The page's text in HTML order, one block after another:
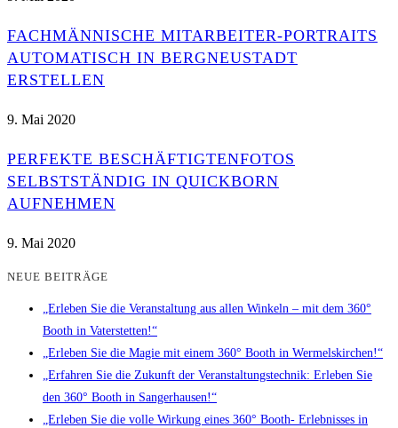
FACHMÄNNISCHE MITARBEITER-PORTRAITS
AUTOMATISCH IN BERGNEUSTADT
ERSTELLEN
9. Mai 2020
PERFEKTE BESCHÄFTIGTENFOTOS
SELBSTSTÄNDIG IN QUICKBORN
AUFNEHMEN
9. Mai 2020
NEUE BEITRÄGE
„Erleben Sie die Veranstaltung aus allen Winkeln – mit dem 360°
Booth in Vaterstetten!“
„Erleben Sie die Magie mit einem 360° Booth in Wermelskirchen!“
„Erfahren Sie die Zukunft der Veranstaltungstechnik: Erleben Sie
den 360° Booth in Sangerhausen!“
„Erleben Sie die volle Wirkung eines 360° Booth- Erlebnisses in